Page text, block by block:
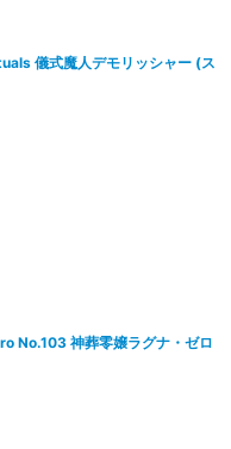
儀式魔人デモリッシャー (ス
No.103 神葬零嬢ラグナ・ゼロ